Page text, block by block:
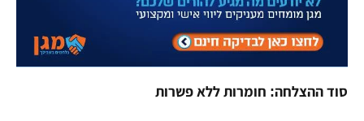
סוד ההצלחה: חומרות ללא פשרות